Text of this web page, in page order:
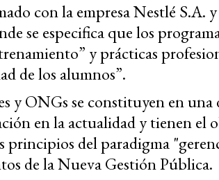
con la empresa Nestlé S.A.
se especifica que los
y prácticas
de los alumnos”.
y ONGs se constituyen en una
en la actualidad y tienen el
principios del paradigma
de la Nueva Gestión Pública.